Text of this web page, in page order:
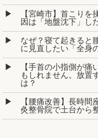
【宮崎市】首こり
因は「地盤沈下」し
なぜ？寝て起きると
に見直したい「全身
【手首の小指側が
もしれません。放置
は？
【腰痛改善】長時
灸整骨院で土台から